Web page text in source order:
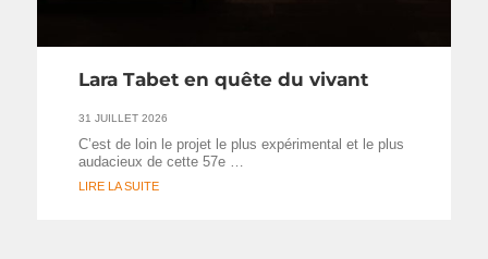
Lara Tabet en quête du vivant
31 JUILLET 2026
C’est de loin le projet le plus expérimental et le plus
audacieux de cette 57e …
LIRE LA SUITE